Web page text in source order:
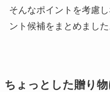
そんなポイントを考慮
ント候補をまとめました
ちょっとした贈り